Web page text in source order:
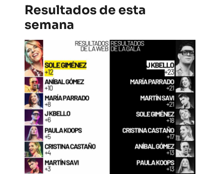
Resultados de esta
semana